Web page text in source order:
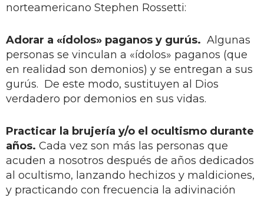
norteamericano Stephen Rossetti:
Adorar a «ídolos» paganos y gurús. Algunas
personas se vinculan a «ídolos» paganos (que
en realidad son demonios) y se entregan a sus
gurús. De este modo, sustituyen al Dios
verdadero por demonios en sus vidas.
Practicar la brujería y/o el ocultismo durante
años. Cada vez son más las personas que
acuden a nosotros después de años dedicados
al ocultismo, lanzando hechizos y maldiciones,
y practicando con frecuencia la adivinación